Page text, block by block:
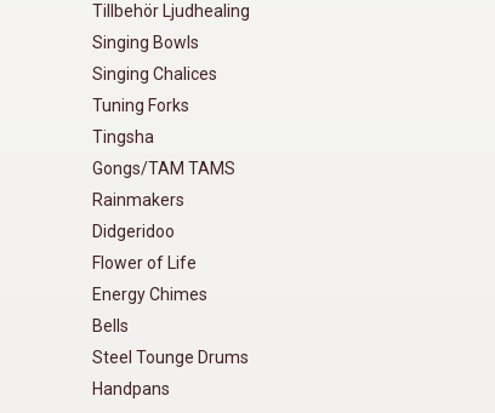
Tillbehör Ljudhealing
Singing Bowls
Singing Chalices
Tuning Forks
Tingsha
Gongs/TAM TAMS
Rainmakers
Didgeridoo
Flower of Life
Energy Chimes
Bells
Steel Tounge Drums
Handpans